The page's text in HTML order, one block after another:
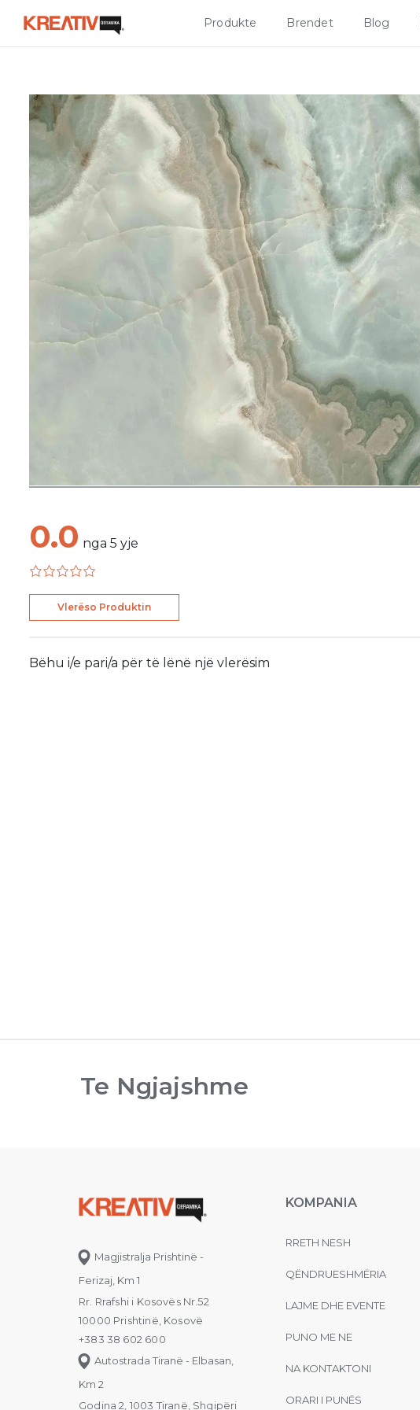
Produkte Brendet Blog
0.0 nga 5 yje
Vlerëso Produktin
Bëhu i/e pari/a për të lënë një vlerësim
Te Ngjajshme
Magjistralja Prishtinë -
Ferizaj, Km 1
Rr. Rrafshi i Kosovës Nr.52
10000 Prishtinë, Kosovë
+383 38 602 600
Autostrada Tiranë - Elbasan,
Km 2
Godina 2, 1003 Tiranë, Shqipëri
KOMPANIA
RRETH NESH
QËNDRUESHMËRIA
LAJME DHE EVENTE
PUNO ME NE
NA KONTAKTONI
ORARI I PUNËS